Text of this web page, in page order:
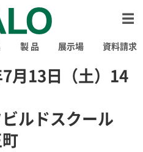
製 品 展示場 資料請求
13日（土）14
ルドスクール